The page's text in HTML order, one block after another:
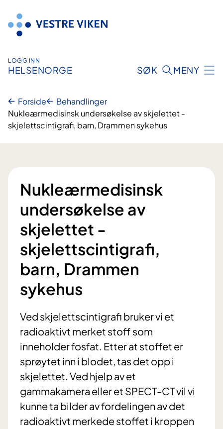
innhold
LOGG INN
HELSENORGE SØK MENY
Forside
Behandlinger
Nukleærmedisinsk undersøkelse av skjelettet -
skjelettscintigrafi, barn, Drammen sykehus
Nukleærmedisinsk
undersøkelse av
skjelettet -
skjelettscintigrafi,
barn, Drammen
sykehus
Ved skjelettscintigrafi bruker vi et
radioaktivt merket stoff som
inneholder fosfat. Etter at stoffet er
sprøytet inn i blodet, tas det opp i
skjelettet. Ved hjelp av et
gammakamera eller et SPECT-CT vil vi
kunne ta bilder av fordelingen av det
radioaktivt merkede stoffet i kroppen